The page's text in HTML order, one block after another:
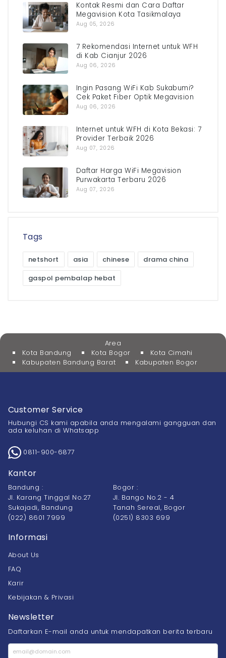
Kontak Resmi dan Cara Daftar
Megavision Kota Tasikmalaya
Aug 05, 2026
7 Rekomendasi Internet untuk WFH
di Kab Cianjur 2026
Aug 06, 2026
Ingin Pasang WiFi Kab Sukabumi?
Cek Paket Fiber Optik Megavision
Aug 06, 2026
Internet untuk WFH di Kota Bekasi: 7
Provider Terbaik 2026
Aug 07, 2026
Daftar Harga WiFi Megavision
Purwakarta Terbaru 2026
Aug 07, 2026
Tags
netshort asia chinese
drama china
gaspol pembalap hebat
Area
Kota Bandung
Kota Bogor
Kota Cimahi
Kabupaten Bandung Barat
Kabupaten Bogor
Customer Service
Hubungi CS kami apabila anda mengalami gangguan dan
ada keluhan di Whatsapp
0811-900-6877
Kantor
Bandung :
Jl. Karang Tinggal No.27
Sukajadi, Bandung
(022) 8601 7999
Bogor :
Jl. Bango No.2 - 4
Tanah Sereal, Bogor
(0251) 8303 699
Informasi
About Us
FAQ
Karir
Kebijakan & Privasi
Newsletter
Daftarkan E-mail anda untuk mendapatkan berita terbaru